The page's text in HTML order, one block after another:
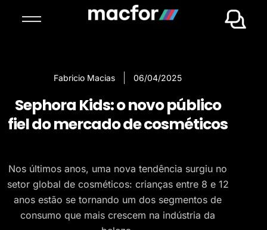
Fabricio Macias 06/04/2025
Sephora Kids: o novo público
fiel do mercado de cosméticos
Nos últimos anos, uma nova tendência surgiu no
setor global de cosméticos: crianças entre 8 e 12
anos estão se tornando um dos segmentos de
consumo que mais crescem na indústria da